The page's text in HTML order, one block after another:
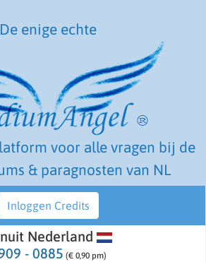
De enige echte
voor alle vragen bij de
& paragnosten van NL
Inloggen Credits
Nederland
- 0885 (€ 0,90 pm)